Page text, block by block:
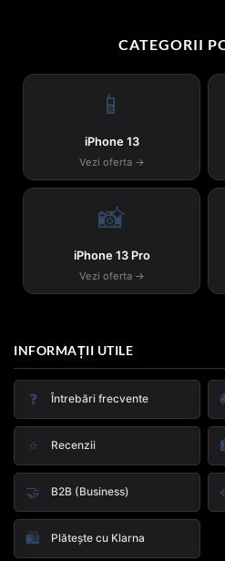
CATEGORII
📱
iPhone 13
Vezi oferta →
📸
iPhone 13 Pro
Vezi oferta →
INFORMAȚII UTILE
❓ Întrebări frecvente
⭐ Recenzii
🤝 B2B (Business)
🛍️ Plătește cu Klarna